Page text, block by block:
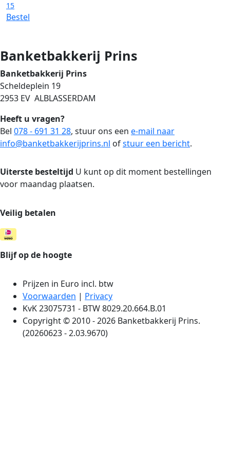
15
Bestel
Banketbakkerij Prins
Banketbakkerij Prins
Scheldeplein 19
2953 EV ALBLASSERDAM
Heeft u vragen?
Bel 078 - 691 31 28, stuur ons een e-mail naar
info@banketbakkerijprins.nl ofstuur een bericht.
Uiterste besteltijd U kunt op dit moment bestellingen
voor maandag plaatsen.
Veilig betalen
Blijf op de hoogte
Prijzen in Euro incl. btw
Voorwaarden | Privacy
KvK 23075731 - BTW 8029.20.664.B.01
Copyright © 2010 - 2026 Banketbakkerij Prins.
(20260623 - 2.03.9670)